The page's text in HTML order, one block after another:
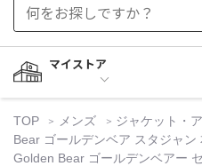
マイストア
TOP メンズ ジャケット・
Bear ゴールデンベア スタジャ
Golden Bear ゴールデンベアー